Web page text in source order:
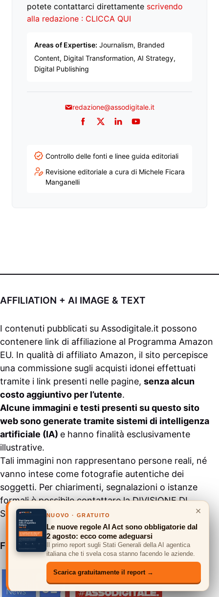
potete contattarci direttamente scrivendo
alla redazione : CLICCA QUI
Areas of Expertise: Journalism, Branded
Content, Digital Transformation, AI Strategy,
Digital Publishing
redazione@assodigitale.it
Facebook
TwitterLinkedInYouTube
Controllo delle fonti e linee guida editoriali
Revisione editoriale a cura di Michele Ficara
Manganelli
AFFILIATION + AI IMAGE & TEXT
I contenuti pubblicati su Assodigitale.it possono
contenere link di affiliazione al Programma Amazon
EU. In qualità di affiliato Amazon, il sito percepisce
una commissione sugli acquisti idonei effettuati
tramite i link presenti nelle pagine, senza alcun
costo aggiuntivo per l’utente.
Alcune immagini e testi presenti su questo sito
web sono generate tramite sistemi di intelligenza
artificiale (IA) e hanno finalità esclusivamente
illustrative.
Tali immagini non rappresentano persone reali, né
vanno intese come fotografie autentiche dei
soggetti. Per chiarimenti, segnalazioni o istanze
formali è possibile contattare laDIVISIONE DI
SUPPORTO.
FONTE UFFICIALE GOOGLE NEWS
×
NUOVO · GRATUITO
Le nuove regole AI Act sono obbligatorie dal
2 agosto: ecco come adeguarsi
Il primo report sugli Stati Generali della AI agentica
italiana che ti svela cosa stanno facendo le aziende.
Scarica gratuitamente il report →